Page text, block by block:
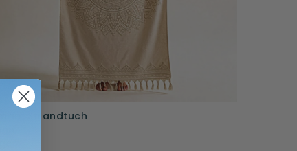
Strandtuch